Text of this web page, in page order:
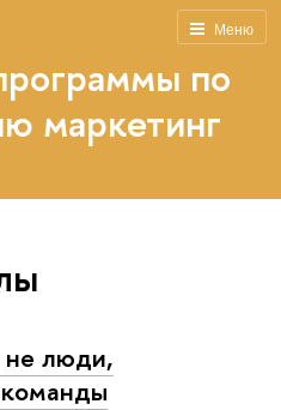
Меню
по
маркетинг
люди,